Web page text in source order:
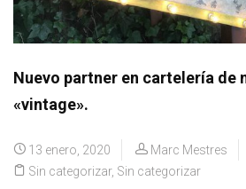
Nuevo partner en cartelería de
«vintage».
13 enero, 2020
Marc Mestres
Sin categorizar, Sin categorizar